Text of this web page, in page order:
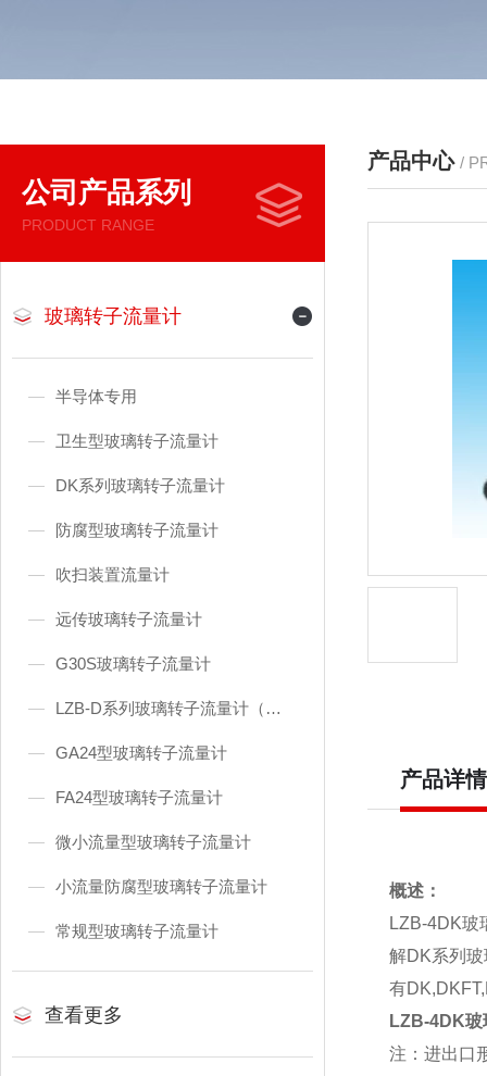
公司产品系列
PRODUCT RANGE
玻璃转子流量计
半导体专用
卫生型玻璃转子流量计
DK系列玻璃转子流量计
防腐型玻璃转子流量计
吹扫装置流量计
远传玻璃转子流量计
G30S玻璃转子流量计
LZB-D系列玻璃转子流量计（东京流量计）
GA24型玻璃转子流量计
FA24型玻璃转子流量计
微小流量型玻璃转子流量计
小流量防腐型玻璃转子流量计
常规型玻璃转子流量计
查看更多
产品中心 /
产品详情
概述：
LZB-4DK玻
解DK系列
有
LZB-4DK玻
注： 进出口